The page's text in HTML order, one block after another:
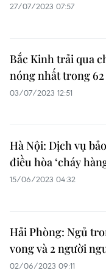
27/07/2023 07:57
Bắc Kinh trải qua
nóng nhất trong
03/07/2023 12:51
Hà Nội: Dịch vụ
điều hòa ‘cháy
15/06/2023 04:32
Hải Phòng: Ngủ
vong và 2 người
02/06/2023 09:11